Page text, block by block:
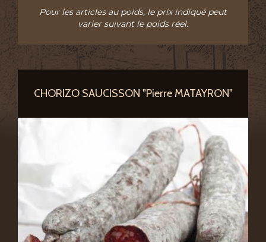
Contact
A découvrir
Pour les articles au poids, le prix indiqué peut
varier suivant le poids réel.
CHORIZO SAUCISSON "Pierre MATAYRON"